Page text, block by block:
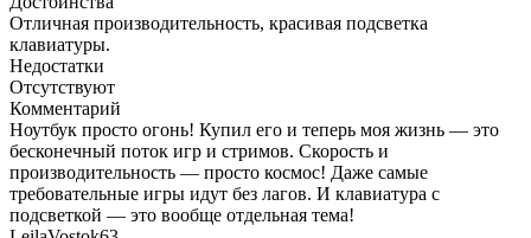
Отличная производительность, красивая подсветка
клавиатуры.
Недостатки
Отсутствуют
Комментарий
Ноутбук просто огонь! Купил его и теперь моя жизнь — это
бесконечный поток игр и стримов. Скорость и
производительность — просто космос! Даже самые
требовательные игры идут без лагов. И клавиатура с
подсветкой — это вообще отдельная тема!